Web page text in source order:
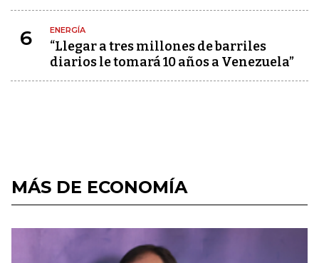
6 ENERGÍA
“Llegar a tres millones de barriles
diarios le tomará 10 años a Venezuela”
MÁS DE ECONOMÍA